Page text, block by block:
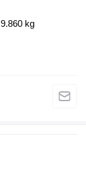
9.860 kg